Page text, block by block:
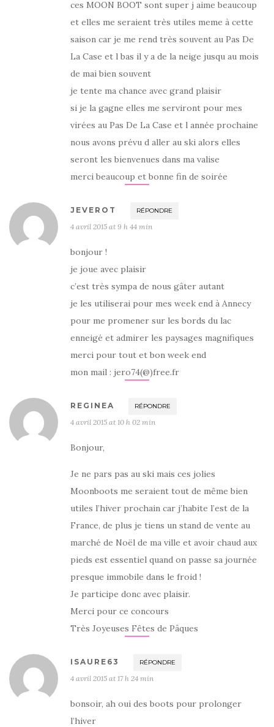
ces MOON BOOT sont super j aime beaucoup
et elles me seraient très utiles meme à cette
saison car je me rend très souvent au Pas De
La Case et l bas il y a de la neige jusqu au mois
de mai bien souvent
je tente ma chance avec grand plaisir
si je la gagne elles me serviront pour mes
virées au Pas De La Case et l année prochaine
nous avons prévu d aller au ski alors elles
seront les bienvenues dans ma valise
merci beaucoup et bonne fin de soirée
JEVEROT RÉPONDRE
4 avril 2015 at 9 h 44 min
bonjour !
je joue avec plaisir
c’est très sympa de nous gâter autant
je les utiliserai pour mes week end à Annecy
pour me promener sur les bords du lac
enneigé et admirer les paysages magnifiques
merci pour tout et bon week end
mon mail : jero74(@)free.fr
REGINEA RÉPONDRE
4 avril 2015 at 10 h 02 min
Bonjour,
Je ne pars pas au ski mais ces jolies
Moonboots me seraient tout de même bien
utiles l’hiver prochain car j’habite l’est de la
France, de plus je tiens un stand de vente au
marché de Noël de ma ville et avoir chaud aux
pieds est essentiel quand on passe sa journée
presque immobile dans le froid !
Je participe donc avec plaisir.
Merci pour ce concours
Très Joyeuses Fêtes de Pâques
ISAURE63 RÉPONDRE
4 avril 2015 at 17 h 24 min
bonsoir, ah oui des boots pour prolonger
l’hiver